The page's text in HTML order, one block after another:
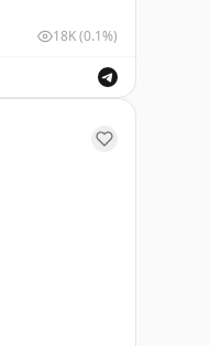
18K(0.1%)